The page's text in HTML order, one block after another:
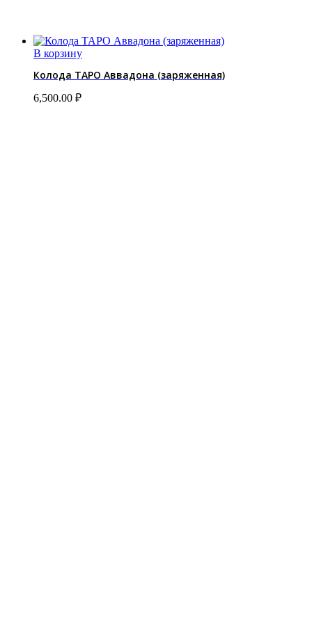
В корзину
Колода ТАРО Аввадона (заряженная)
6,500.00 ₽